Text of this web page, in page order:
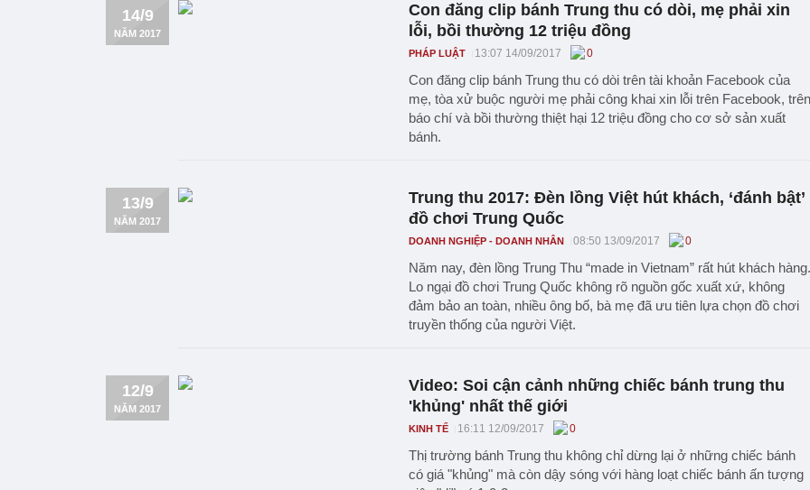
14/9
NĂM 2017
Con đăng clip bánh Trung thu có dòi, mẹ phải xin
lỗi, bồi thường 12 triệu đồng
PHÁP LUẬT 13:07 14/09/2017 0
Con đăng clip bánh Trung thu có dòi trên tài khoản Facebook của
mẹ, tòa xử buộc người mẹ phải công khai xin lỗi trên Facebook, trên
báo chí và bồi thường thiệt hại 12 triệu đồng cho cơ sở sản xuất
bánh.
13/9
NĂM 2017
Trung thu 2017: Đèn lồng Việt hút khách, ‘đánh bật’
đồ chơi Trung Quốc
DOANH NGHIỆP - DOANH NHÂN 08:50 13/09/2017 0
Năm nay, đèn lồng Trung Thu “made in Vietnam” rất hút khách hàng.
Lo ngại đồ chơi Trung Quốc không rõ nguồn gốc xuất xứ, không
đảm bảo an toàn, nhiều ông bố, bà mẹ đã ưu tiên lựa chọn đồ chơi
truyền thống của người Việt.
12/9
NĂM 2017
Video: Soi cận cảnh những chiếc bánh trung thu
'khủng' nhất thế giới
KINH TẾ 16:11 12/09/2017 0
Thị trường bánh Trung thu không chỉ dừng lại ở những chiếc bánh
có giá "khủng" mà còn dậy sóng với hàng loạt chiếc bánh ấn tượng